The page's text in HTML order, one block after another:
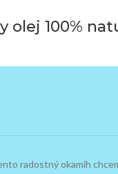
olej 100%
radostný okamih